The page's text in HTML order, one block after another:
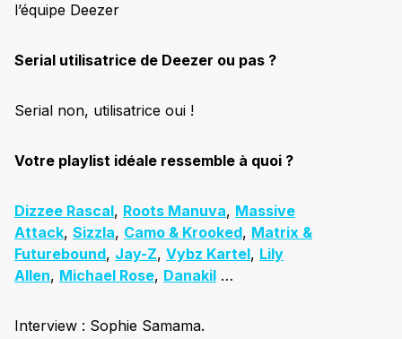
l’équipe Deezer
Serial utilisatrice de Deezer ou pas ?
Serial non, utilisatrice oui !
Votre playlist idéale ressemble à quoi ?
Dizzee Rascal, Roots Manuva, Massive
Attack, Sizzla, Camo & Krooked, Matrix &
Futurebound, Jay-Z, Vybz Kartel, Lily
Allen, Michael Rose, Danakil …
Interview : Sophie Samama.